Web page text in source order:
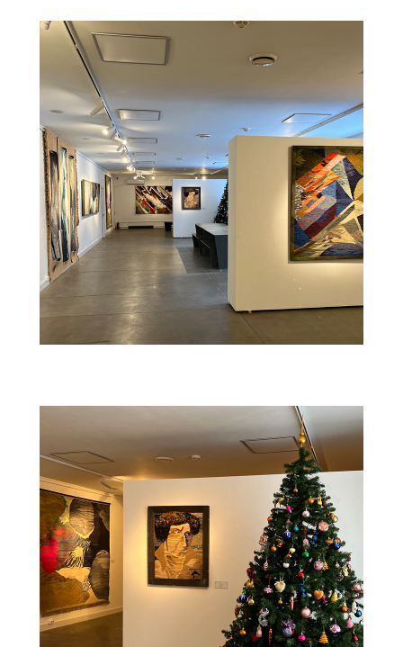
Соглашение с пользователем
предварительного согласия правообладателей.
Все права на изображения и тексты принадлежат
Солнцево
Выставки & события
Новости
Студии
СМИ о нас
Заявка на проект
Контакты